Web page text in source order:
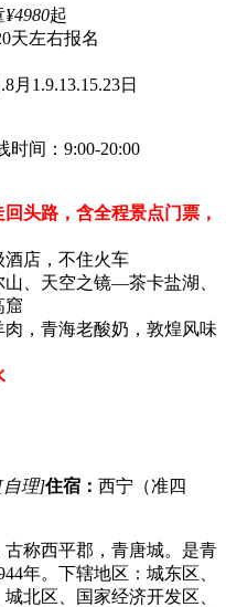
¥4980起
天左右报名
月1.9.13.15.23日
时间：9:00-20:00
头路，含全程景点门票，
酒店，不住火车
山、天空之镜—茶卡盐湖、
窟
肉，青海老酸奶，敦煌风味
自理]住宿： 西宁（准四
称西平郡，青唐城。是青
年。下辖地区：城东区、
北区、国家经济开发区、